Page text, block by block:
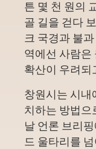
튼 몇 천 원의
골 길을 걷다
크 국경과 불
역에선 사람은
확산이 우려되
창원시는 시내
치하는 방법으
날 언론 브리
드 울타리를